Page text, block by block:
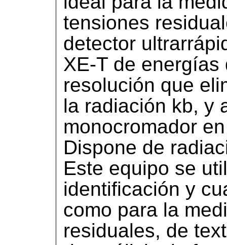
tensiones
detector
XE-T de
resolución que
la radiación kb, y
monocromador
Dispone de
Este equipo se
identificación y
como para la
residuales, de